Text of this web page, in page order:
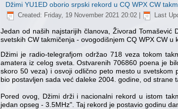
Džimi YU1ED oborio srpski rekord u CQ WPX CW
Created: Friday, 19 November 2021 20:02| Last
Jedan od naših najstarijih članova, Živorad
svetskih CW takmičenja - ovogodišnjem CQ WPX CW
Džimi je radio-telegrafjom održao 718 veza tokom
amatera iz celog sveta. Ostvarenih 706860 poena je
skoro 50 veza) i osvoji odlično peto mesto u
bio postavljen sada već daleke 2004. godine, od strane
Pored ovog, Džimi drži i nacionalni rekord u istom
jedan opseg - 3.5MHz". Taj rekord je postavio godinu